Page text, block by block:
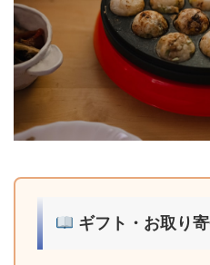
ギフト・お取り